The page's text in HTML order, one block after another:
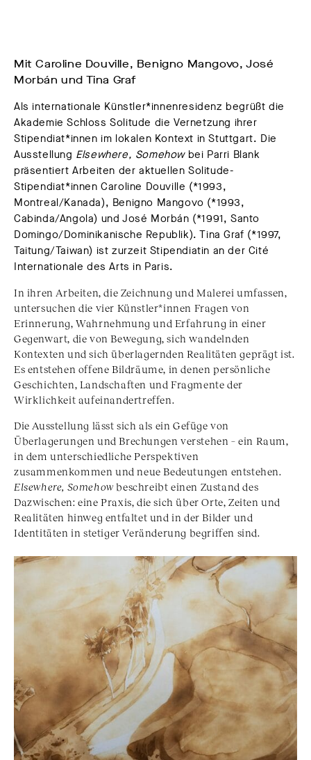
Mit Caroline Douville, Benigno Mangovo, José
Morbán und Tina Graf
Als internationale Künstler*innenresidenz begrüßt die
Akademie Schloss Solitude die Vernetzung ihrer
Stipendiat*innen im lokalen Kontext in Stuttgart. Die
Ausstellung Elsewhere, Somehowbei Parri Blank
präsentiert Arbeiten der aktuellen Solitude-
Stipendiat*innen Caroline Douville (*1993,
Montreal/Kanada), Benigno Mangovo (*1993,
Cabinda/Angola) und José Morbán (*1991, Santo
Domingo/Dominikanische Republik). Tina Graf (*1997,
Taitung/Taiwan) ist zurzeit Stipendiatin an der Cité
Internationale des Arts in Paris.
In ihren Arbeiten, die Zeichnung und Malerei umfassen,
untersuchen die vier Künstler*innen Fragen von
Erinnerung, Wahrnehmung und Erfahrung in einer
Gegenwart, die von Bewegung, sich wandelnden
Kontexten und sich überlagernden Realitäten geprägt ist.
Es entstehen offene Bildräume, in denen persönliche
Geschichten, Landschaften und Fragmente der
Wirklichkeit aufeinandertreffen.
Die Ausstellung lässt sich als ein Gefüge von
Überlagerungen und Brechungen verstehen – ein Raum,
in dem unterschiedliche Perspektiven
zusammenkommen und neue Bedeutungen entstehen.
Elsewhere, Somehow beschreibt einen Zustand des
Dazwischen: eine Praxis, die sich über Orte, Zeiten und
Realitäten hinweg entfaltet und in der Bilder und
Identitäten in stetiger Veränderung begriffen sind.